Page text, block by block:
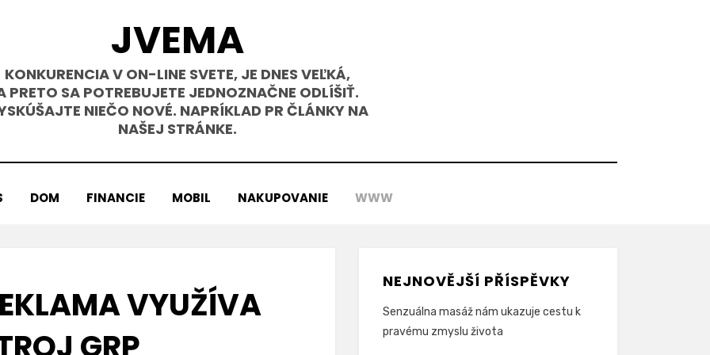
JVEMA
KONKURENCIA V ON-LINE SVETE, JE DNES VEĽKÁ,
PRETO SA POTREBUJETE JEDNOZNAČNE ODLÍŠIŤ.
NIEČO NOVÉ. NAPRÍKLAD PR ČLÁNKY NA
NAŠEJ STRÁNKE.
DOM FINANCIE MOBIL NAKUPOVANIE WWW
VYUŽÍVA
NEJNOVĚJŠÍ PŘÍSPĚVKY
Senzuálna masáž nám ukazuje cestu k
pravému zmyslu života